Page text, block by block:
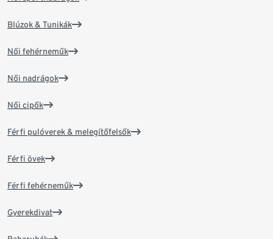
Blúzok & Tunikák
Női fehérneműk
Női nadrágok
Női cipők
Férfi pulóverek & melegítőfelsők
Férfi övek
Férfi fehérneműk
Gyerekdivat